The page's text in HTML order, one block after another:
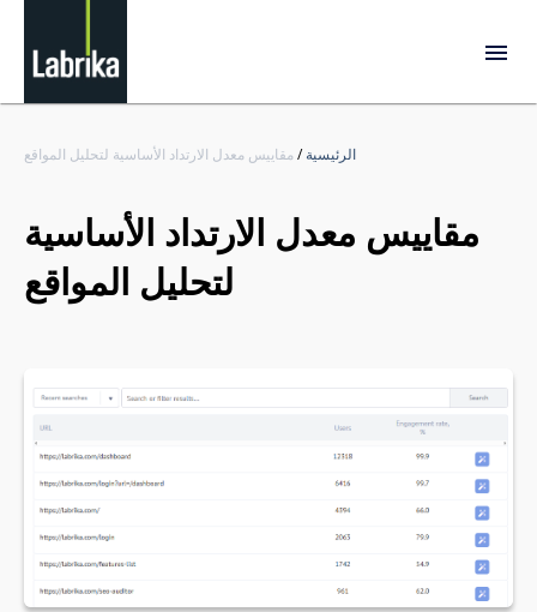
الرئيسية/مقاييس معدل الارتداد الأساسية لتحليل المواقع
مقاييس معدل الارتداد الأساسية
لتحليل المواقع